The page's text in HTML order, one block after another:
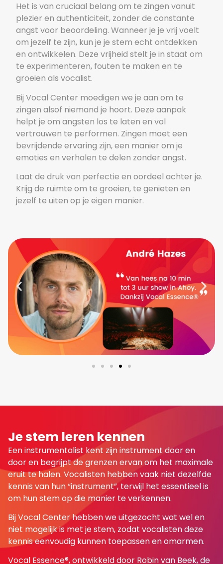
Het is van cruciaal belang om te zingen vanuit
plezier en authenticiteit, zonder de constante
angst voor beoordeling. Wanneer je je vrij voelt
om jezelf te zijn, kun je je stem echt ontdekken
en ontwikkelen. Deze vrijheid stelt je in staat om
te experimenteren, fouten te maken en te
groeien als vocalist.
Bij Vocal Center moedigen we je aan om te
zingen alsof niemand je hoort. Deze aanpak
helpt je om angsten los te laten en vol
vertrouwen te performen. Zingen moet een
bevrijdende ervaring zijn, een manier om je
emoties en verhalen te delen zonder angst.
Laat de druk van perfectie en oordeel achter je.
Krijg de ruimte om te groeien, te genieten en
jezelf te uiten op je eigen manier.
Je stem leren kennen
Een instrumentalist kent zijn instrument door en
door en begrijpt de grenzen ervan om het maximale
eruit te halen. Vocalisten hebben vaak niet dezelfde
kennis van hun “instrument”, terwijl het essentieel is
om hun stem op die manier te verkennen.
Bij Vocal Center hebben we uitgezocht wat wel en
niet mogelijk is met je stem, zodat vocalisten deze
kennis eenvoudig kunnen toepassen en omarmen.
Vocal Essence®, ontwikkeld door Robin van Beek, de